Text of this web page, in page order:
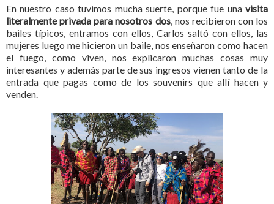
En nuestro caso tuvimos mucha suerte, porque fue una visita
literalmente privada para nosotros dos, nos recibieron con los
bailes típicos, entramos con ellos, Carlos saltó con ellos, las
mujeres luego me hicieron un baile, nos enseñaron como hacen
el fuego, como viven, nos explicaron muchas cosas muy
interesantes y además parte de sus ingresos vienen tanto de la
entrada que pagas como de los souvenirs que allí hacen y
venden.